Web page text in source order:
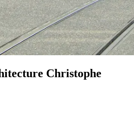
Christophe